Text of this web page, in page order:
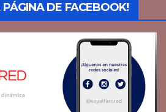
PÁGINA DE FACEBOOK!